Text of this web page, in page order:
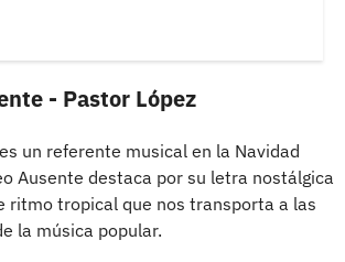
- Pastor López
un referente musical en la Navidad
Ausente destaca por su letra nostálgica
ritmo tropical que nos transporta a las
la música popular.